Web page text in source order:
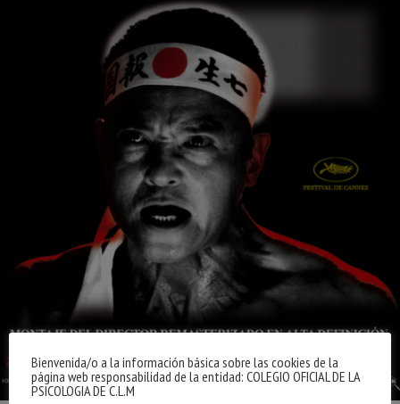
Bienvenida/o a la información básica sobre las cookies de la
página web responsabilidad de la entidad: COLEGIO OFICIAL DE LA
PSICOLOGIA DE C.L.M